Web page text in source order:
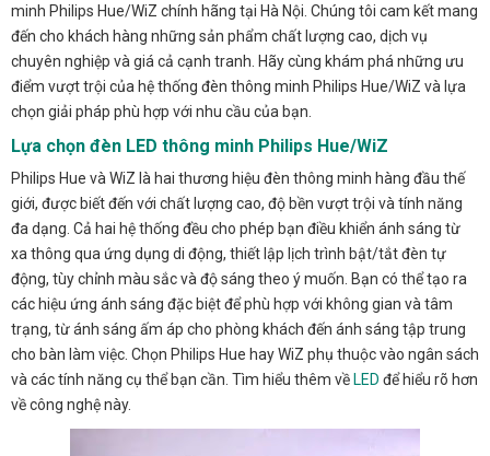
minh Philips Hue/WiZ chính hãng tại Hà Nội. Chúng tôi cam kết mang
đến cho khách hàng những sản phẩm chất lượng cao, dịch vụ
chuyên nghiệp và giá cả cạnh tranh. Hãy cùng khám phá những ưu
điểm vượt trội của hệ thống đèn thông minh Philips Hue/WiZ và lựa
chọn giải pháp phù hợp với nhu cầu của bạn.
Lựa chọn đèn LED thông minh Philips Hue/WiZ
Philips Hue và WiZ là hai thương hiệu đèn thông minh hàng đầu thế
giới, được biết đến với chất lượng cao, độ bền vượt trội và tính năng
đa dạng. Cả hai hệ thống đều cho phép bạn điều khiển ánh sáng từ
xa thông qua ứng dụng di động, thiết lập lịch trình bật/tắt đèn tự
động, tùy chỉnh màu sắc và độ sáng theo ý muốn. Bạn có thể tạo ra
các hiệu ứng ánh sáng đặc biệt để phù hợp với không gian và tâm
trạng, từ ánh sáng ấm áp cho phòng khách đến ánh sáng tập trung
cho bàn làm việc. Chọn Philips Hue hay WiZ phụ thuộc vào ngân sách
và các tính năng cụ thể bạn cần. Tìm hiểu thêm về LED để hiểu rõ hơn
về công nghệ này.